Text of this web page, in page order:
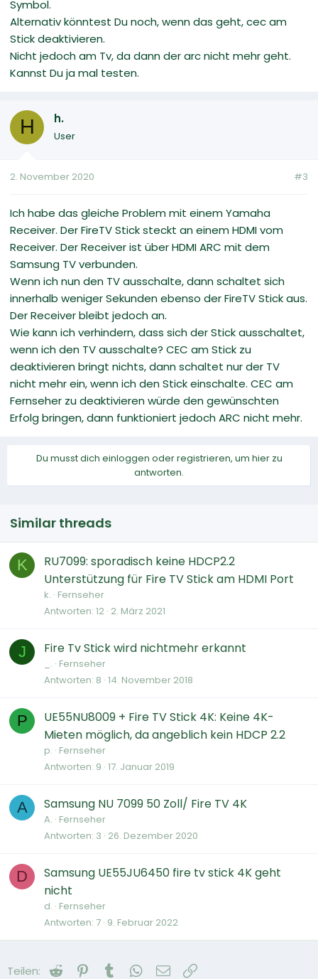
Symbol.
Alternativ könntest Du noch, wenn das geht, cec am
Stick deaktivieren.
Nicht jedoch am Tv, da dann der arc nicht mehr geht.
Kannst Du ja mal testen.
H h.
User
2. November 2020 #3
Ich habe das gleiche Problem mit einem Yamaha
Receiver. Der FireTV Stick steckt an einem HDMI vom
Receiver. Der Receiver ist über HDMI ARC mit dem
Samsung TV verbunden.
Wenn ich nun den TV ausschalte, dann schaltet sich
innerhalb weniger Sekunden ebenso der FireTV Stick aus.
Der Receiver bleibt jedoch an.
Wie kann ich verhindern, dass sich der Stick ausschaltet,
wenn ich den TV ausschalte? CEC am Stick zu
deaktivieren bringt nichts, dann schaltet nur der TV
nicht mehr ein, wenn ich den Stick einschalte. CEC am
Fernseher zu deaktivieren würde den gewünschten
Erfolg bringen, dann funktioniert jedoch ARC nicht mehr.
Du musst dich einloggen oder registrieren, um hier zu
antworten.
Similar threads
K
RU7099: sporadisch keine HDCP2.2
Unterstützung für Fire TV Stick am HDMI Port
k. Fernseher
Antworten 12 2. März 2021
J Fire Tv Stick wird nichtmehr erkannt
_. Fernseher
Antworten 8 14. November 2018
P
UE55NU8009 + Fire TV Stick 4K: Keine 4K-
Mieten möglich, da angeblich kein HDCP 2.2
p. Fernseher
Antworten 9 17. Januar 2019
A Samsung NU 7099 50 Zoll/ Fire TV 4K
A. Fernseher
Antworten 3 26. Dezember 2020
D
Samsung UE55JU6450 fire tv stick 4K geht
nicht
d. Fernseher
Antworten 7 9. Februar 2022
Teilen: Reddit Pinterest
Tumblr WhatsApp
E-Mail